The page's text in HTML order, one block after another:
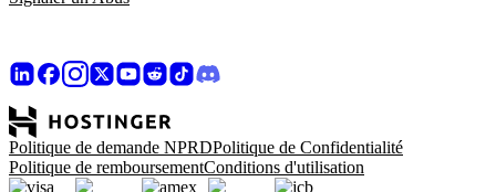
Politique de demande NPRDPolitique de Confidentialité
Politique de remboursementConditions d'utilisation